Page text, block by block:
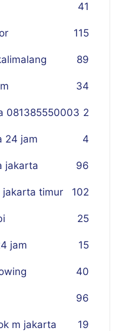
41
115
89
34
081385550003 2
24 jam 4
jakarta 96
jakarta timur 102
25
jam 15
40
96
m jakarta 19